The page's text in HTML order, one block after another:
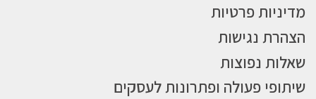
מדיניות פרטיות
הצהרת נגישות
שאלות נפוצות
שיתופי פעולה ופתרונות לעסקים